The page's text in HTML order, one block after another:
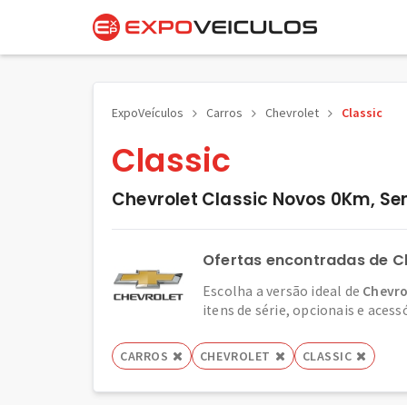
ExpoVeículos Carros Chevrolet Classic
Classic
Chevrolet Classic Novos 0Km,
Ofertas encontradas de
Escolha a versão ideal de
itens de série, opcionais e
CARROS CHEVROLET CLASSIC